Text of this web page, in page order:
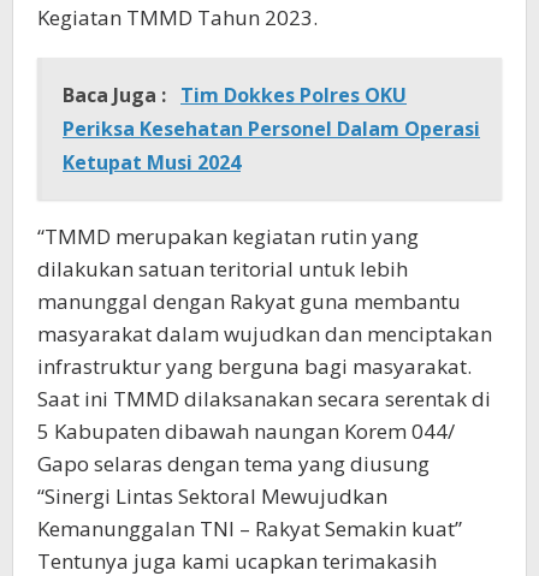
Kegiatan TMMD Tahun 2023.
Baca Juga : Tim Dokkes Polres OKU
Periksa Kesehatan Personel Dalam Operasi
Ketupat Musi 2024
“TMMD merupakan kegiatan rutin yang
dilakukan satuan teritorial untuk lebih
manunggal dengan Rakyat guna membantu
masyarakat dalam wujudkan dan menciptakan
infrastruktur yang berguna bagi masyarakat.
Saat ini TMMD dilaksanakan secara serentak di
5 Kabupaten dibawah naungan Korem 044/
Gapo selaras dengan tema yang diusung
“Sinergi Lintas Sektoral Mewujudkan
Kemanunggalan TNI – Rakyat Semakin kuat”
Tentunya juga kami ucapkan terimakasih